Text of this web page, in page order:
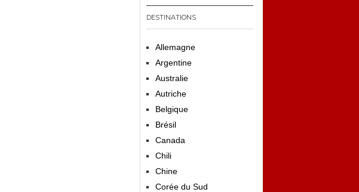
DESTINATIONS
Allemagne
Argentine
Australie
Autriche
Belgique
Brésil
Canada
Chili
Chine
Corée du Sud